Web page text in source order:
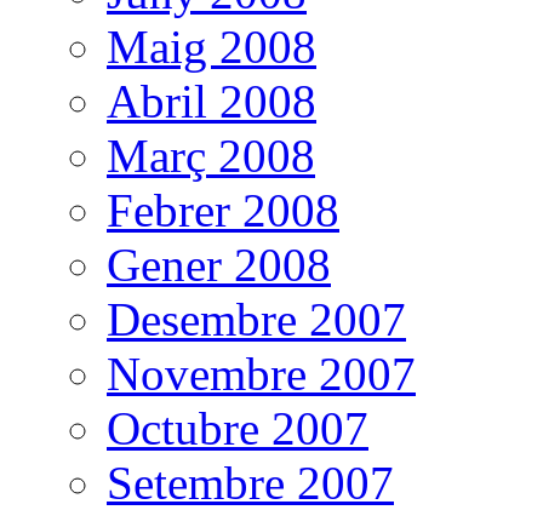
Maig 2008
Abril 2008
Març 2008
Febrer 2008
Gener 2008
Desembre 2007
Novembre 2007
Octubre 2007
Setembre 2007